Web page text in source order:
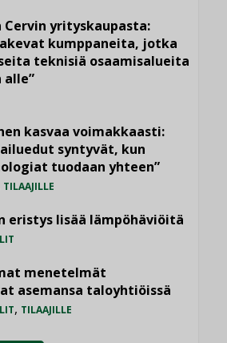
Cervin yrityskaupasta:
kumppaneita, jotka
teknisiä osaamisalueita
alle”
kasvaa voimakkaasti:
syntyvät, kun
tuodaan yhteen”
TILAAJILLE
eristys lisää lämpöhäviöitä
menetelmät
asemansa taloyhtiöissä
, TILAAJILLE